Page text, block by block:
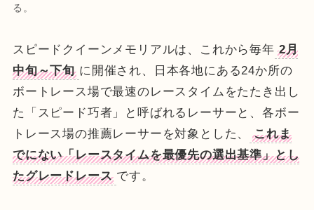
る。
スピードクイーンメモリアルは、これから毎年 2月
中旬～下旬 に開催され、日本各地にある24か所の
ボートレース場で最速のレースタイムをたたき出し
た「スピード巧者」と呼ばれるレーサーと、各ボー
トレース場の推薦レーサーを対象とした、
これま
でにない「レースタイムを最優先の選出基準」とし
たグレードレース です。